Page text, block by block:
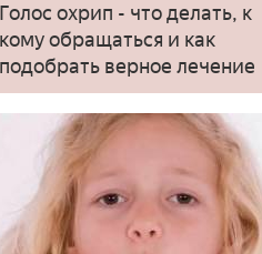
Голос охрип - что делать, к
кому обращаться и как
подобрать верное лечение